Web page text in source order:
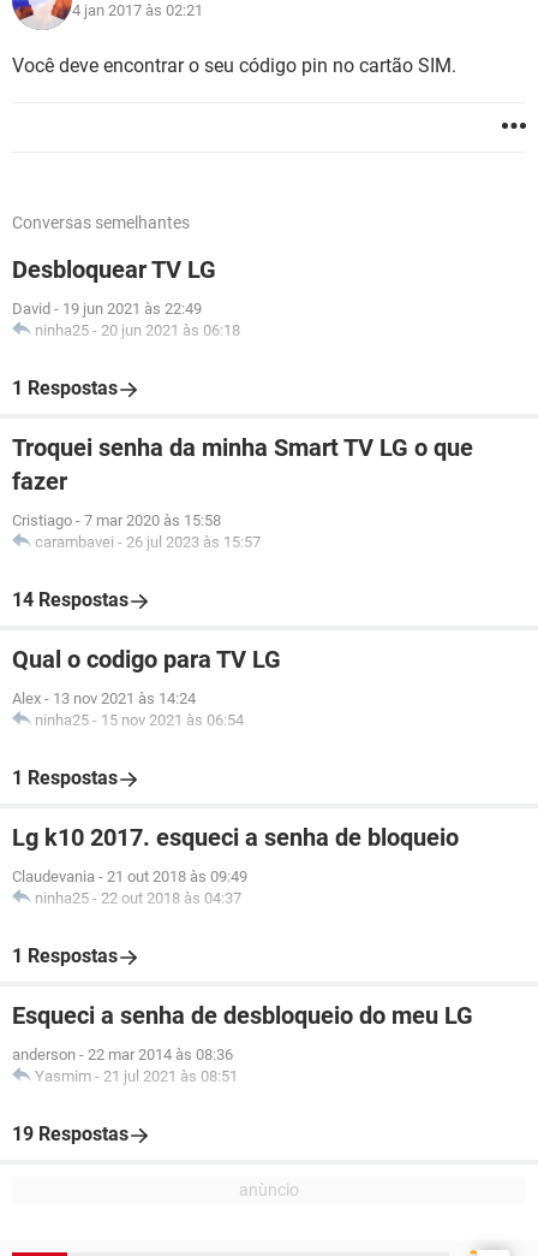
4 jan 2017 às 02:21
Você deve encontrar o seu código pin no cartão SIM.
Conversas semelhantes
Desbloquear TV LG
David - 19 jun 2021 às 22:49
ninha25 - 20 jun 2021 às 06:18
1 Respostas
Troquei senha da minha Smart TV LG o que
fazer
Cristiago - 7 mar 2020 às 15:58
carambavei - 26 jul 2023 às 15:57
14 Respostas
Qual o codigo para TV LG
Alex - 13 nov 2021 às 14:24
ninha25 - 15 nov 2021 às 06:54
1 Respostas
Lg k10 2017. esqueci a senha de bloqueio
Claudevania - 21 out 2018 às 09:49
ninha25 - 22 out 2018 às 04:37
1 Respostas
Esqueci a senha de desbloqueio do meu LG
anderson - 22 mar 2014 às 08:36
Yasmim - 21 jul 2021 às 08:51
19 Respostas